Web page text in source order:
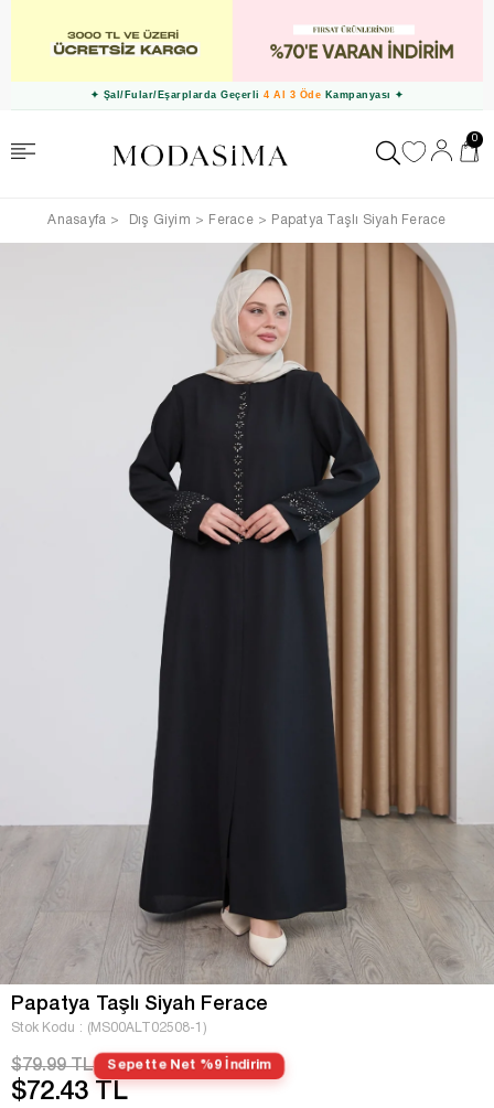
✦ Şal/Fular/Eşarplarda Geçerli 4 Al 3 Öde Kampanyası ✦
0
Anasayfa Dış Giyim Ferace Papatya Taşlı Siyah Ferace
Papatya Taşlı Siyah Ferace
Stok Kodu (MS00ALT02508-1)
$79.99 TL Sepette Net %9 İndirim
$72.43 TL